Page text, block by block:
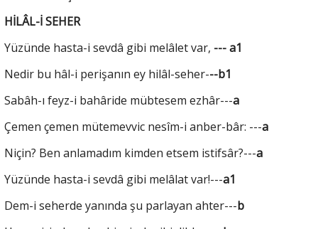
HİLÂL-İ SEHER
Yüzünde hasta-i sevdâ gibi melâlet var, --- a1
Nedir bu hâl-i perişanın ey hilâl-seher---b1
Sabâh-ı feyz-i bahâride mübtesem ezhâr---a
Çemen çemen mütemevvic nesîm-i anber-bâr: ---a
Niçin? Ben anlamadım kimden etsem istifsâr?---a
Yüzünde hasta-i sevdâ gibi melâlat var!---a1
Dem-i seherde yanında şu parlayan ahter---b